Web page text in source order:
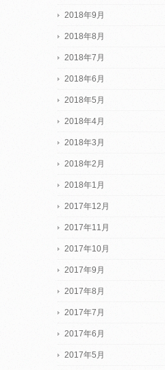
2018年9月
2018年8月
2018年7月
2018年6月
2018年5月
2018年4月
2018年3月
2018年2月
2018年1月
2017年12月
2017年11月
2017年10月
2017年9月
2017年8月
2017年7月
2017年6月
2017年5月